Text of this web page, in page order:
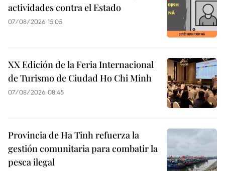
actividades contra el Estado
07/08/2026 15:05
XX Edición de la Feria Internacional
de Turismo de Ciudad Ho Chi Minh
07/08/2026 08:45
Provincia de Ha Tinh refuerza la
gestión comunitaria para combatir la
pesca ilegal